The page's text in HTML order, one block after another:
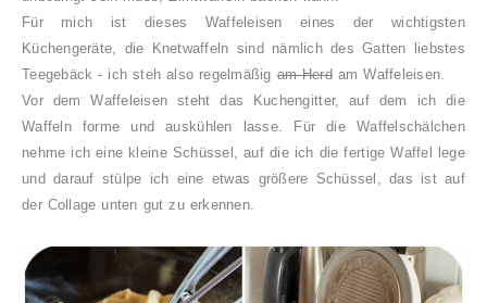
Für mich ist dieses Waffeleisen eines der wichtigsten
Küchengeräte, die Knetwaffeln sind nämlich des Gatten liebstes
Teegebäck - ich steh also regelmäßigam Herd am Waffeleisen.
Vor dem Waffeleisen steht das Kuchengitter, auf dem ich die
Waffeln forme und auskühlen lasse. Für die Waffelschälchen
nehme ich eine kleine Schüssel, auf die ich die fertige Waffel lege
und darauf stülpe ich eine etwas größere Schüssel, das ist auf
der Collage unten gut zu erkennen.